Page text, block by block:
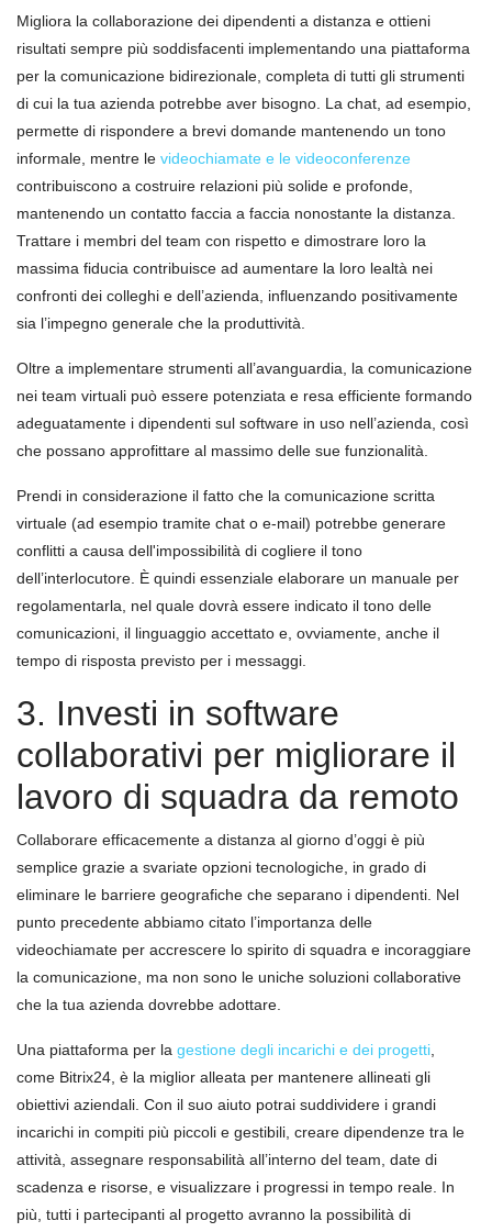
Migliora la collaborazione dei dipendenti a distanza e ottieni
risultati sempre più soddisfacenti implementando una piattaforma
per la comunicazione bidirezionale, completa di tutti gli strumenti
di cui la tua azienda potrebbe aver bisogno. La chat, ad esempio,
permette di rispondere a brevi domande mantenendo un tono
informale, mentre le videochiamate e le videoconferenze
contribuiscono a costruire relazioni più solide e profonde,
mantenendo un contatto faccia a faccia nonostante la distanza.
Trattare i membri del team con rispetto e dimostrare loro la
massima fiducia contribuisce ad aumentare la loro lealtà nei
confronti dei colleghi e dell’azienda, influenzando positivamente
sia l’impegno generale che la produttività.
Oltre a implementare strumenti all’avanguardia, la comunicazione
nei team virtuali può essere potenziata e resa efficiente formando
adeguatamente i dipendenti sul software in uso nell’azienda, così
che possano approfittare al massimo delle sue funzionalità.
Prendi in considerazione il fatto che la comunicazione scritta
virtuale (ad esempio tramite chat o e-mail) potrebbe generare
conflitti a causa dell'impossibilità di cogliere il tono
dell’interlocutore. È quindi essenziale elaborare un manuale per
regolamentarla, nel quale dovrà essere indicato il tono delle
comunicazioni, il linguaggio accettato e, ovviamente, anche il
tempo di risposta previsto per i messaggi.
3. Investi in software
collaborativi per migliorare il
lavoro di squadra da remoto
Collaborare efficacemente a distanza al giorno d’oggi è più
semplice grazie a svariate opzioni tecnologiche, in grado di
eliminare le barriere geografiche che separano i dipendenti. Nel
punto precedente abbiamo citato l’importanza delle
videochiamate per accrescere lo spirito di squadra e incoraggiare
la comunicazione, ma non sono le uniche soluzioni collaborative
che la tua azienda dovrebbe adottare.
Una piattaforma per la gestione degli incarichi e dei progetti
come Bitrix24, è la miglior alleata per mantenere allineati gli
obiettivi aziendali. Con il suo aiuto potrai suddividere i grandi
incarichi in compiti più piccoli e gestibili, creare dipendenze tra le
attività, assegnare responsabilità all’interno del team, date di
scadenza e risorse, e visualizzare i progressi in tempo reale. In
più, tutti i partecipanti al progetto avranno la possibilità di